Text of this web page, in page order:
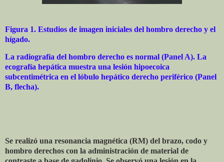
Figura 1. Estudios de imagen iniciales del hombro derecho y el
hígado.
La radiografía del hombro derecho es normal (Panel A). La
ecografía hepática muestra una lesión hipoecoica
subcentimétrica en el lóbulo hepático derecho periférico (Panel
B, flecha).
Se realizó una resonancia magnética (RM) del brazo, codo y
hombro derechos con la administración de material de